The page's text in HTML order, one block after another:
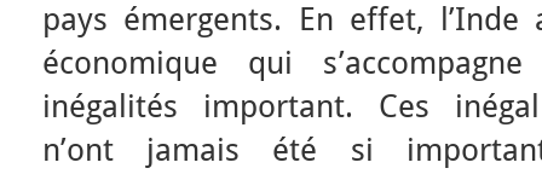
pays émergents. En effet, l’Inde
économique qui
inégalités important. Ces
n’ont jamais été si